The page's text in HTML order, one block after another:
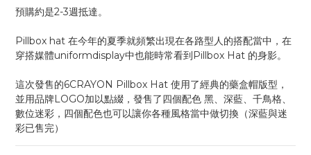
預購約是2-3週抵達。
Pillbox hat 在今年的夏季就頻繁出現在各路型人的搭配當中，在
穿搭媒體uniformdisplay中也能時常看到Pillbox Hat 的身影。
這次發售的6CRAYON Pillbox Hat 使用了經典的藥盒帽版型，
並用品牌LOGO加以點綴，發售了四個配色 黑、深藍、千鳥格、
數位迷彩，四個配色也可以讓你各種風格當中做切換（深藍與迷
彩已售完）